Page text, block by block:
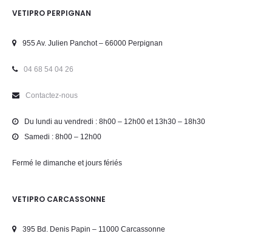
VETIPRO PERPIGNAN
955 Av. Julien Panchot – 66000 Perpignan
04 68 54 04 26
Contactez-nous
Du lundi au vendredi : 8h00 – 12h00 et 13h30 – 18h30
Samedi : 8h00 – 12h00
Fermé le dimanche et jours fériés
VETIPRO CARCASSONNE
395 Bd. Denis Papin – 11000 Carcassonne